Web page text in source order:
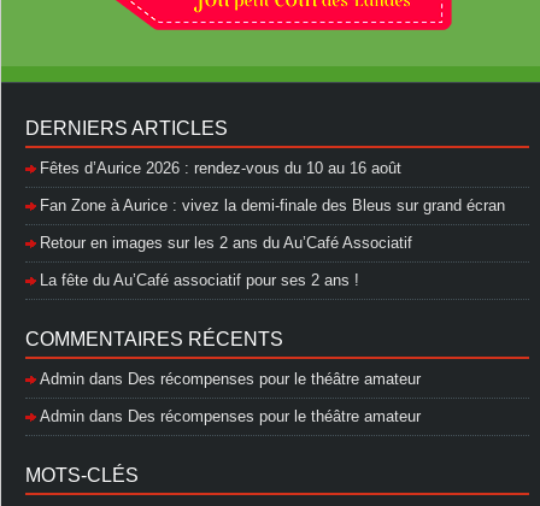
DERNIERS ARTICLES
Fêtes d’Aurice 2026 : rendez-vous du 10 au 16 août
Fan Zone à Aurice : vivez la demi-finale des Bleus sur grand écran
Retour en images sur les 2 ans du Au’Café Associatif
La fête du Au’Café associatif pour ses 2 ans !
COMMENTAIRES RÉCENTS
Admin dans Des récompenses pour le théâtre amateur
Admin dans Des récompenses pour le théâtre amateur
MOTS-CLÉS